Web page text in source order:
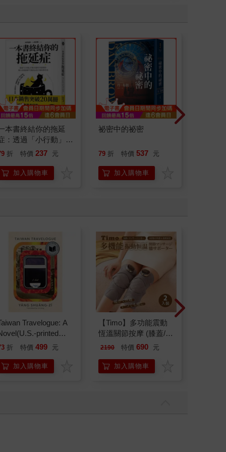
本書終結你的拖延
：透過「小行動」打
大腦的行動開關，懶
37個科學方法
折 特價 237 元
加入購物車
祕密中的祕密
79 折 特價 537 元
加入購物車
Travelogue: A
printed
折 特價 499 元
加入購物車
【Timo】多功能震動
恆溫關節按摩 (膝蓋/
肩/手肘通用) 無線充電
膝熱敷【雙入組】
2190 特價 690 元
加入購物車